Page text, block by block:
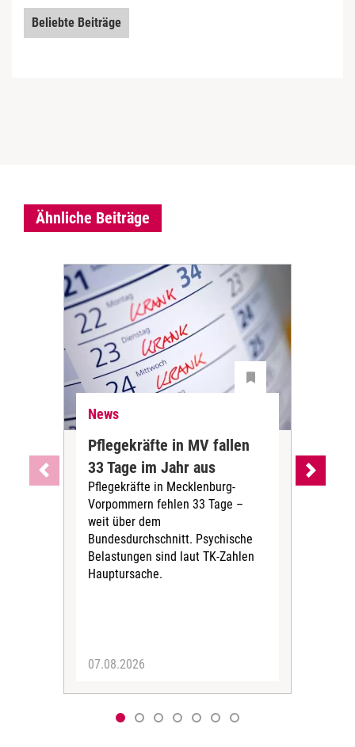
Beliebte Beiträge
Ähnliche Beiträge
News
Pflegekräfte in MV fallen
33 Tage im Jahr aus
Pflegekräfte in Mecklenburg-
Vorpommern fehlen 33 Tage –
weit über dem
Bundesdurchschnitt. Psychische
Belastungen sind laut TK-Zahlen
Hauptursache.
07.08.2026